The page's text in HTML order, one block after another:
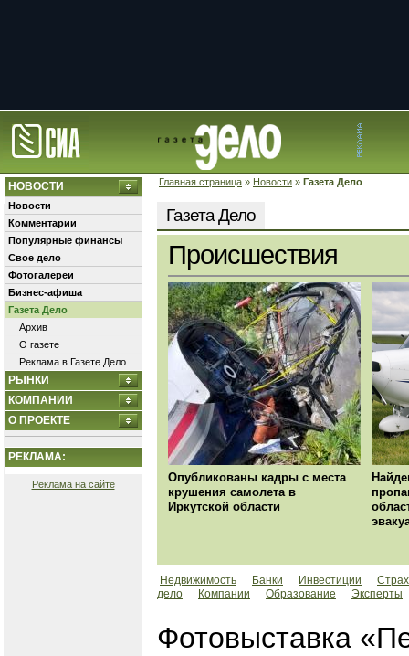
Главная страница » Новости » Газета Дело
НОВОСТИ
Новости
Комментарии
Популярные финансы
Свое дело
Фотогалереи
Бизнес-афиша
Газета Дело
Архив
О газете
Реклама в Газете Дело
РЫНКИ
КОМПАНИИ
О ПРОЕКТЕ
РЕКЛАМА:
Реклама на сайте
Газета Дело
Происшествия
Опубликованы кадры с места
крушения самолета в
Иркутской области
Недвижимость Банки Инвестиции
дело
Компании Образование Эксперты
Фотовыставка